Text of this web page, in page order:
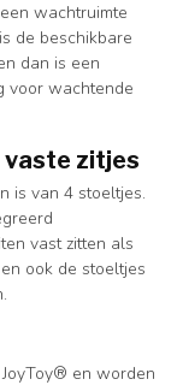
wachtruimte
de beschikbare
dan is een
voor wachtende
zitjes
is van 4 stoeltjes.
vast zitten als
ook de stoeltjes
en worden